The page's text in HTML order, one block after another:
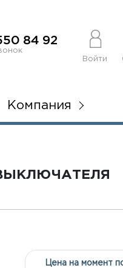
84 92
Войти
Компания
Цена на момент